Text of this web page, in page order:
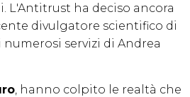
L'Antitrust ha deciso ancora
divulgatore scientifico di
servizi di Andrea
, hanno colpito le realtà che